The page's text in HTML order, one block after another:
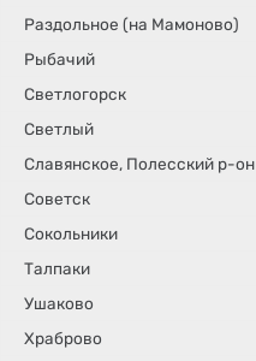
Раздольное (на Мамоново)
Рыбачий
Светлогорск
Светлый
Славянское, Полесский р-он
Советск
Сокольники
Талпаки
Ушаково
Храброво